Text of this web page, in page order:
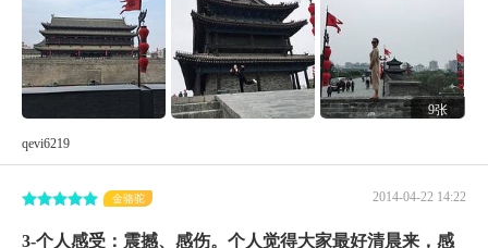
9张
qevi6219
2014-04-22 14:22
金骆驼
3-个人感受：震撼、感伤。个人觉得大家最好清晨来，感